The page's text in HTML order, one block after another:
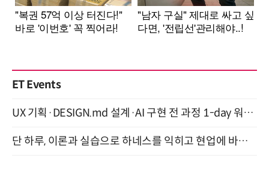
ET Events
UX 기획·DESIGN.md 설계·AI 구현 전 과정 1-day 워크숍 with Claude Code·Codex 9월 15일 개최
단 하루, 이론과 실습으로 하네스를 익히고 현업에 바로 쓰는 핸즈온 워크숍 (8/20)